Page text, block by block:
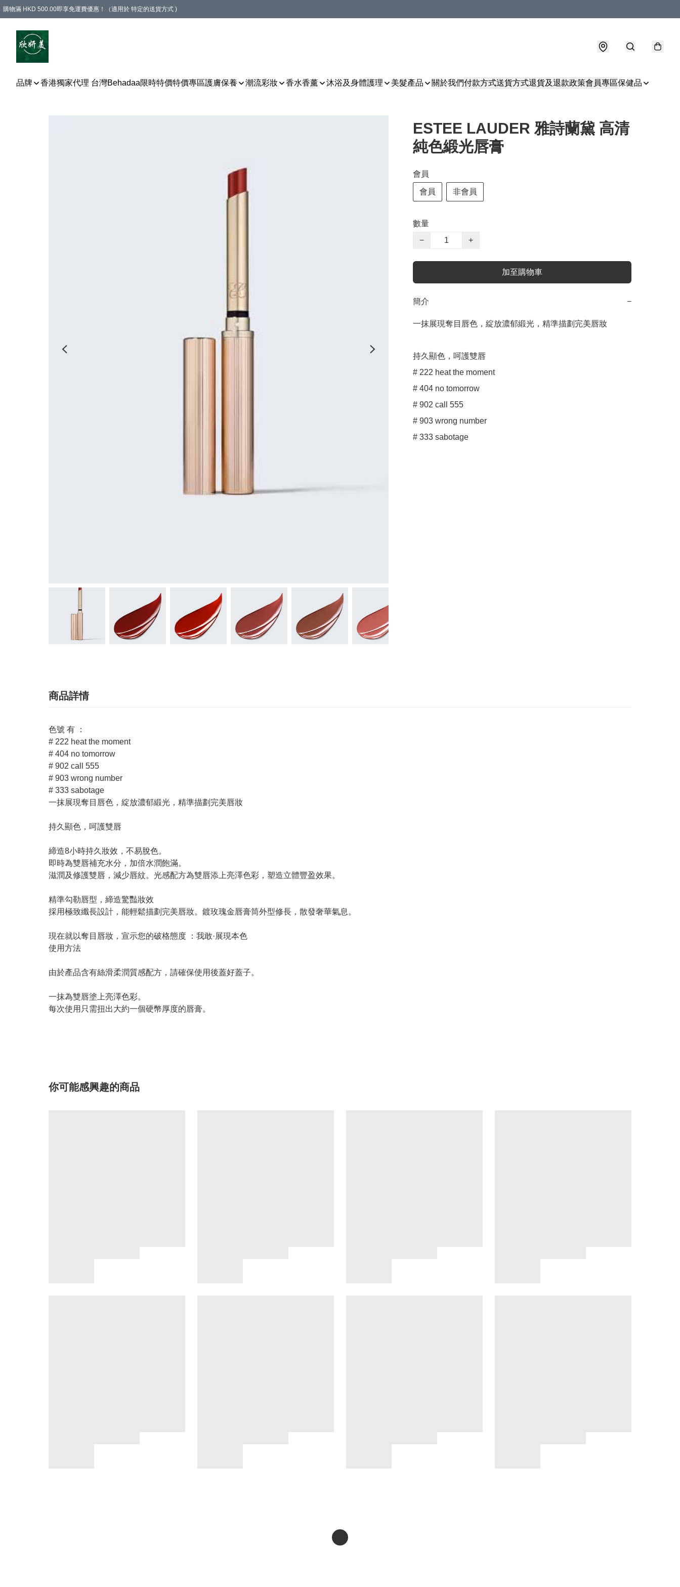
購物滿 HKD 500.00即享免運費優惠！（適用於 特定的送貨方式 )
品牌 香港獨家代理 台灣Behadaa限時特價特價專區護膚保養 潮流彩妝 香水香薰 沐浴及身體護理 美髮產品 關於我們付款方式送貨方式退貨及退款政策會員專區保健品
ESTEE LAUDER 雅詩蘭黛 高清
純色緞光唇膏
會員
會員 非會員
數量
−
+
加至購物車
簡介 −
一抹展現奪目唇色，綻放濃郁緞光，精準描劃完美唇妝
持久顯色，呵護雙唇
# 222 heat the moment
# 404 no tomorrow
# 902 call 555
# 903 wrong number
# 333 sabotage
商品詳情
色號 有 ：
# 222 heat the moment
# 404 no tomorrow
# 902 call 555
# 903 wrong number
# 333 sabotage
一抹展現奪目唇色，綻放濃郁緞光，精準描劃完美唇妝
持久顯色，呵護雙唇
締造8小時持久妝效，不易脫色。
即時為雙唇補充水分，加倍水潤飽滿。
滋潤及修護雙唇，減少唇紋。光感配方為雙唇添上亮澤色彩，塑造立體豐盈效果。
精準勾勒唇型，締造驚豔妝效
採用極致纖長設計，能輕鬆描劃完美唇妝。鍍玫瑰金唇膏筒外型修長，散發奢華氣息。
現在就以奪目唇妝，宣示您的破格態度 ：我敢·展現本色
使用方法
由於產品含有絲滑柔潤質感配方，請確保使用後蓋好蓋子。
一抹為雙唇塗上亮澤色彩。
每次使用只需扭出大約一個硬幣厚度的唇膏。
你可能感興趣的商品